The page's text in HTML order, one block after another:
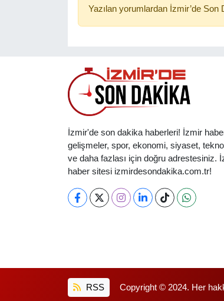
Yazılan yorumlardan İzmir’de
İzmir'de son dakika haberleri! İzmir
gelişmeler, spor, ekonomi, siyaset,
ve daha fazlası için doğru adrestesiniz.
haber sitesi izmirdesondakika.com.tr!
RSS Copyright © 2024. Her